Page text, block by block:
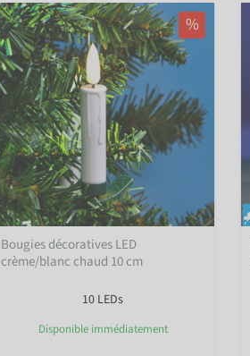
%
Bougies décoratives LED
crème/blanc chaud 10 cm
10 LEDs
Disponible immédiatement